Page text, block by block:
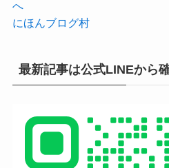
にほんブログ村
最新記事は公式LINEから